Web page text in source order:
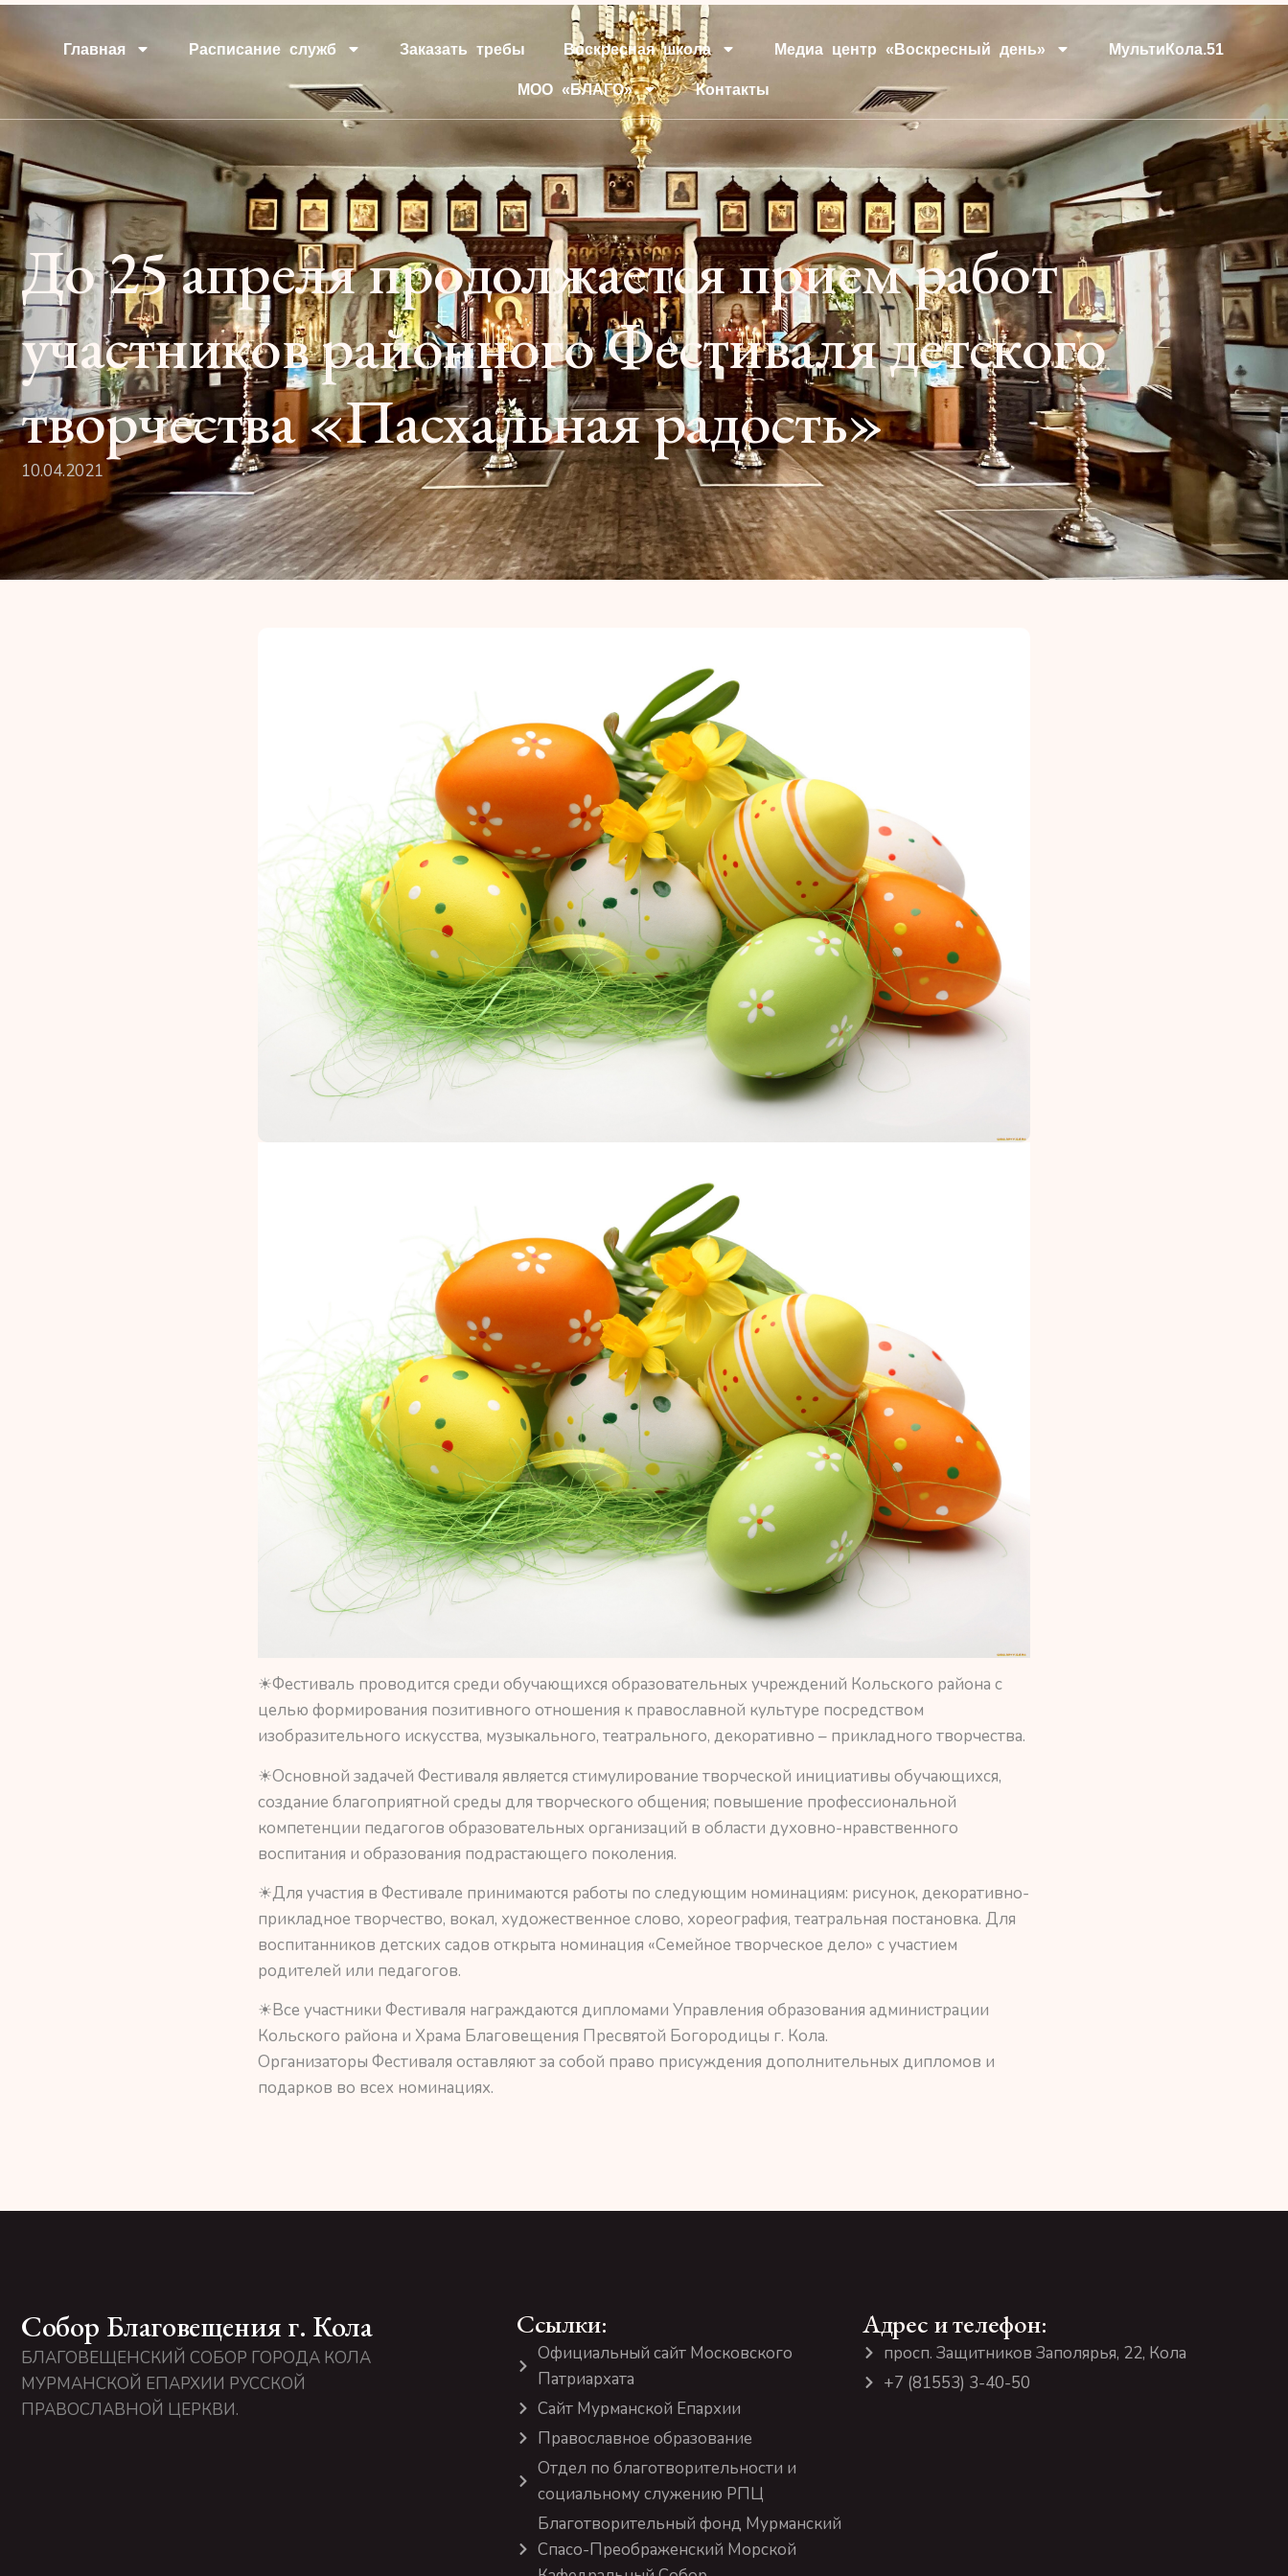
Главная Расписание служб Заказать требы Воскресная школа Медиа центр «Воскресный день» МультиКола.51
МОО «БЛАГО» Контакты
До 25 апреля продолжается прием работ
участников районного Фестиваля детского
творчества «Пасхальная радость»
10.04.2021
☀Фестиваль проводится среди обучающихся образовательных учреждений Кольского района с
целью формирования позитивного отношения к православной культуре посредством
изобразительного искусства, музыкального, театрального, декоративно – прикладного творчества.
☀Основной задачей Фестиваля является стимулирование творческой инициативы обучающихся,
создание благоприятной среды для творческого общения; повышение профессиональной
компетенции педагогов образовательных организаций в области духовно-нравственного
воспитания и образования подрастающего поколения.
☀Для участия в Фестивале принимаются работы по следующим номинациям: рисунок, декоративно-
прикладное творчество, вокал, художественное слово, хореография, театральная постановка. Для
воспитанников детских садов открыта номинация «Семейное творческое дело» с участием
родителей или педагогов.
☀Все участники Фестиваля награждаются дипломами Управления образования администрации
Кольского района и Храма Благовещения Пресвятой Богородицы г. Кола.
Организаторы Фестиваля оставляют за собой право присуждения дополнительных дипломов и
подарков во всех номинациях.
Собор Благовещения г. Кола
БЛАГОВЕЩЕНСКИЙ СОБОР ГОРОДА КОЛА
МУРМАНСКОЙ ЕПАРХИИ РУССКОЙ
ПРАВОСЛАВНОЙ ЦЕРКВИ.
Ссылки:
Официальный сайт Московского
Патриархата
Сайт Мурманской Епархии
Православное образование
Отдел по благотворительности и
социальному служению РПЦ
Благотворительный фонд Мурманский
Спасо-Преображенский Морской
Адрес и телефон:
просп. Защитников Заполярья, 22, Кола
+7 (81553) 3-40-50